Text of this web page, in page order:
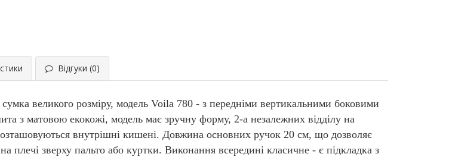
Відгуки (0)
великого розміру, модель Voila 780 - з передніми вертикальними боковими
з матовою екокожі, модель має зручну форму, 2-а незалежних відділу на
внутрішні кишені. Довжина основних ручок 20 см, що дозволяє
плечі зверху пальто або куртки. Виконання всередині класичне - є підкладка з